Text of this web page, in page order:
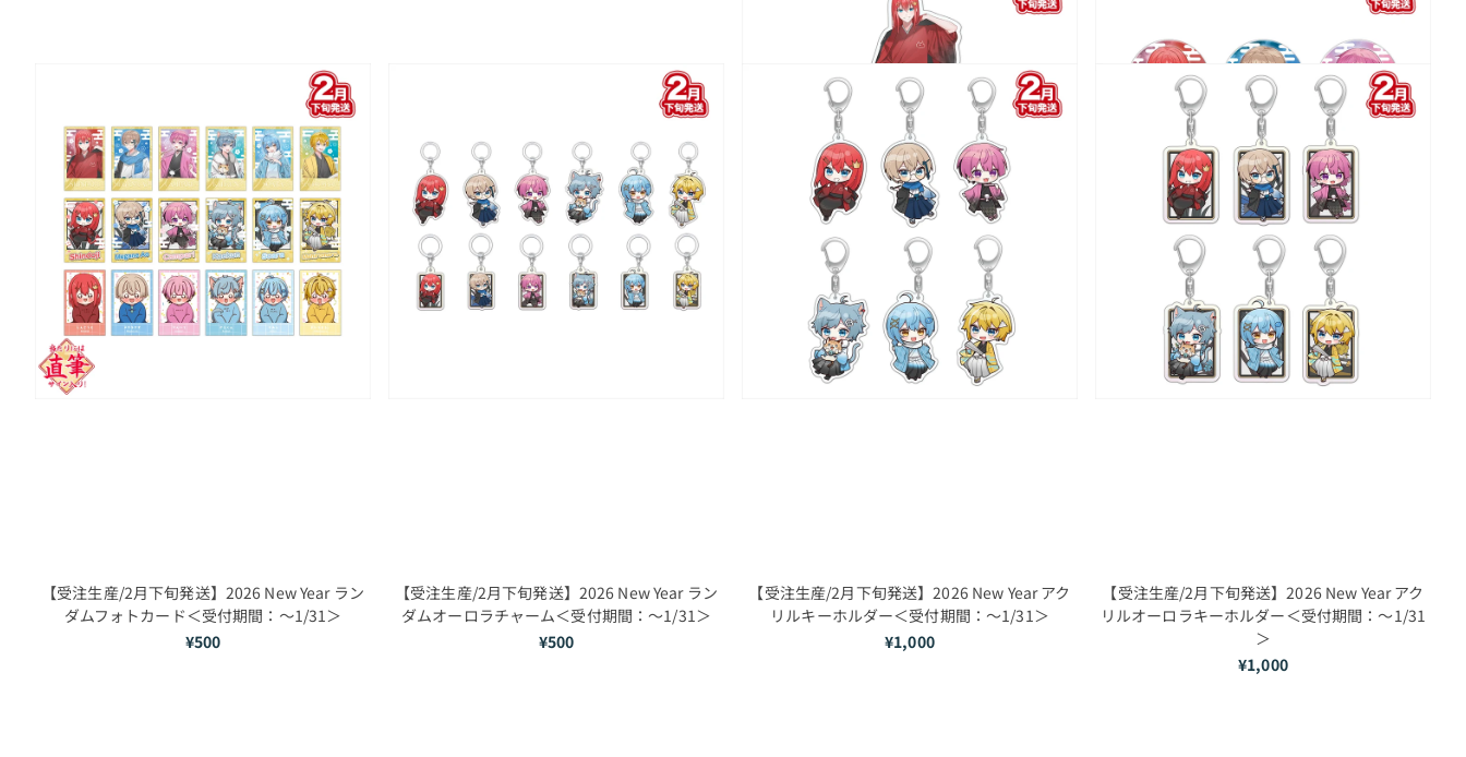
【受注生産/2月下旬発送】2026 New Year ラン
ダムフォトカード＜受付期間：～1/31＞
¥500
【受注生産/2月下旬発送】2026 New Year ラン
ダムオーロラチャーム＜受付期間：～1/31＞
¥500
【受注生産/2月下旬発送】2026 New Year アク
リルキーホルダー＜受付期間：～1/31＞
¥1,000
【受注生産/2月下旬発送】2026 New Year アク
リルオーロラキーホルダー＜受付期間：～1/31
＞
¥1,000